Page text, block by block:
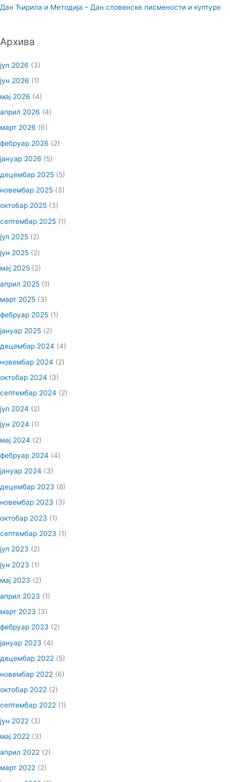
:Дан Ћирила и Методија – Дан словенске писмености и културе
Архива
јул 2026 (3)
јун 2026 (1)
мај 2026 (4)
април 2026 (4)
март 2026 (6)
фебруар 2026 (2)
јануар 2026 (5)
децембар 2025 (5)
новембар 2025 (3)
октобар 2025 (3)
септембар 2025 (1)
јул 2025 (2)
јун 2025 (2)
мај 2025 (2)
април 2025 (1)
март 2025 (3)
фебруар 2025 (1)
јануар 2025 (2)
децембар 2024 (4)
новембар 2024 (2)
октобар 2024 (3)
септембар 2024 (2)
јул 2024 (2)
јун 2024 (1)
мај 2024 (2)
фебруар 2024 (4)
јануар 2024 (3)
децембар 2023 (8)
новембар 2023 (3)
октобар 2023 (1)
септембар 2023 (1)
јул 2023 (2)
јун 2023 (1)
мај 2023 (2)
април 2023 (1)
март 2023 (3)
фебруар 2023 (2)
јануар 2023 (4)
децембар 2022 (5)
новембар 2022 (6)
октобар 2022 (2)
септембар 2022 (1)
јун 2022 (3)
мај 2022 (3)
април 2022 (2)
март 2022 (2)